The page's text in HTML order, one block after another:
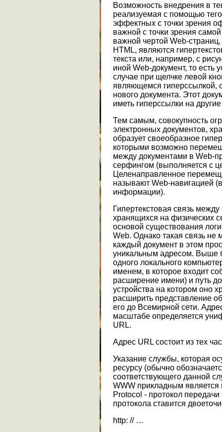
Возможность внедрения в
реализуемая с помощью
эффектных с точки зрения
важной с точки зрения
важной чертой Web-
HTML, являются
текста или, например, с
иной Web-документ, то есть
случае при щелчке левой
являющемся гиперссылкой,
нового документа. Этот
иметь гиперссылки на
Тем самым, совокупность
электронных документов,
образует своеобразное
которыми возможно
между документами в Web-
серфингом (выполняется с
Целенаправленное
называют Web-навигацией
информации).
Гипертекстовая связь
хранящихся на физических
основой существования
Web. Однако такая связь не
каждый документ в этом
уникальным адресом. Выше
одного локального
именем, в которое входит
расширение имени) и путь
устройства на котором оно
расширить представление
его до Всемирной сети.
масштабе определяется
URL.
Адрес URL состоит из тех
Указание службы, которая
ресурсу (обычно
соответствующего данной
WWW прикладным является
Protocol - протокол
протокола ставится
http: // …